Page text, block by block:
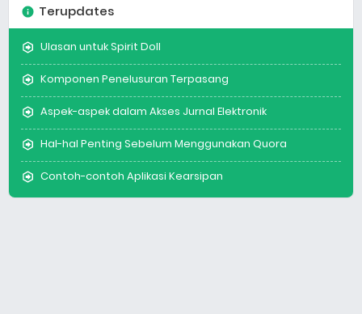
Terupdates
Ulasan untuk Spirit Doll
Komponen Penelusuran Terpasang
Aspek-aspek dalam Akses Jurnal Elektronik
Hal-hal Penting Sebelum Menggunakan Quora
Contoh-contoh Aplikasi Kearsipan